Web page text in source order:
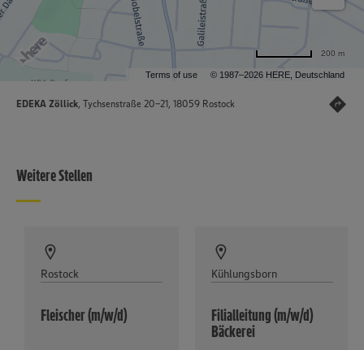
Terms of use © 1987–2026 HERE, Deutschland
200 m
EDEKA Zöllick, Tychsenstraße 20-21, 18059 Rostock
Weitere Stellen
Rostock
Fleischer (m/w/d)
Kühlungsborn
Filialleitung (m/w/d)
Bäckerei